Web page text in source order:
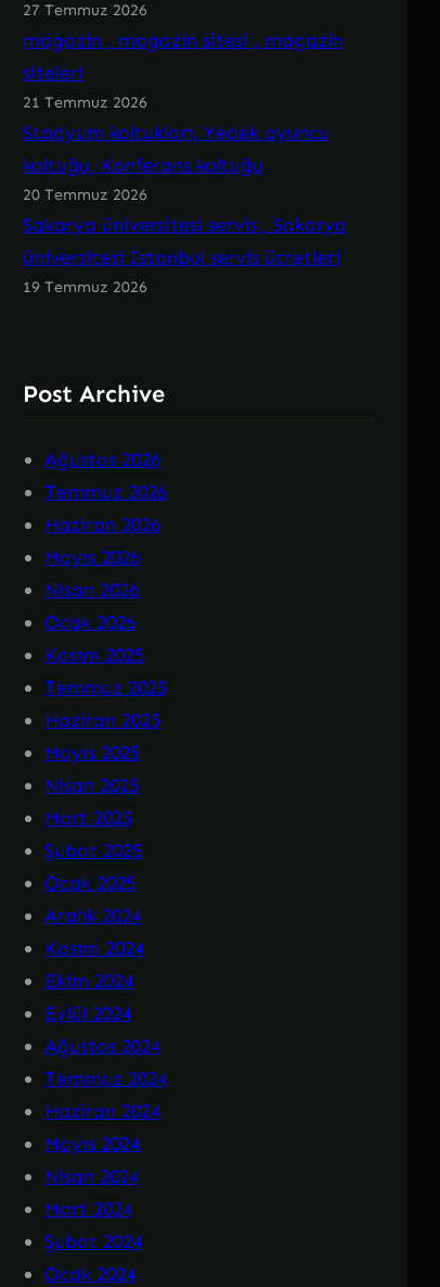
27 Temmuz 2026
magazin , magazin sitesi , magazin
siteleri
21 Temmuz 2026
Stadyum koltukları, Yedek oyuncu
koltuğu, Konferans koltuğu
20 Temmuz 2026
Sakarya üniversitesi servis , Sakarya
üniversitesi İstanbul servis ücretleri
19 Temmuz 2026
Post Archive
Ağustos 2026
Temmuz 2026
Haziran 2026
Mayıs 2026
Nisan 2026
Ocak 2026
Kasım 2025
Temmuz 2025
Haziran 2025
Mayıs 2025
Nisan 2025
Mart 2025
Şubat 2025
Ocak 2025
Aralık 2024
Kasım 2024
Ekim 2024
Eylül 2024
Ağustos 2024
Temmuz 2024
Haziran 2024
Mayıs 2024
Nisan 2024
Mart 2024
Şubat 2024
Ocak 2024